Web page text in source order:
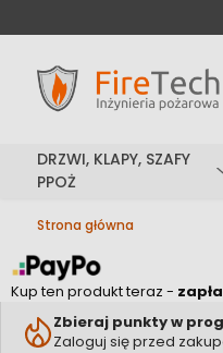
DRZWI, KLAPY, SZAFY
PPOŻ
Strona główna
Kup ten produkt teraz -
Zbieraj punkty w
Zaloguj się przed